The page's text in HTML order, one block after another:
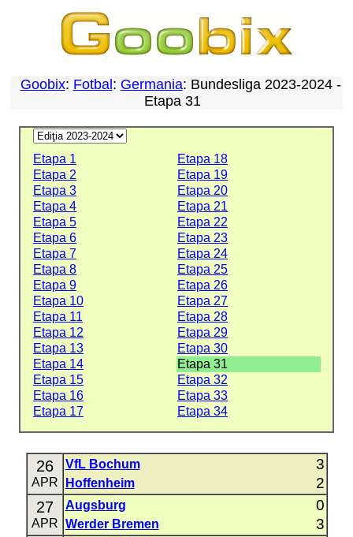
Goobix: Fotbal : Germania: Bundesliga 2023-2024 -
Etapa 31
Etapa 1
Etapa 18
Etapa 2
Etapa 19
Etapa 3
Etapa 20
Etapa 4
Etapa 21
Etapa 5
Etapa 22
Etapa 6
Etapa 23
Etapa 7
Etapa 24
Etapa 8
Etapa 25
Etapa 9
Etapa 26
Etapa 10
Etapa 27
Etapa 11
Etapa 28
Etapa 12
Etapa 29
Etapa 13
Etapa 30
Etapa 14
Etapa 31
Etapa 15
Etapa 32
Etapa 16
Etapa 33
Etapa 17
Etapa 34
26
APR
VfL Bochum 3
Hoffenheim 2
27
APR
Augsburg 0
Werder Bremen 3